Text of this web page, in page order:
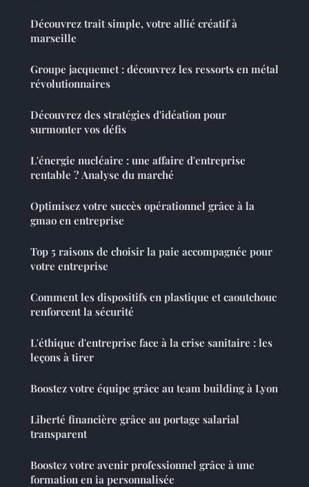
Découvrez trait simple, votre allié créatif à
marseille
Groupe jacquemet : découvrez les ressorts en métal
révolutionnaires
Découvrez des stratégies d'idéation pour
surmonter vos défis
L'énergie nucléaire : une affaire d'entreprise
rentable ? Analyse du marché
Optimisez votre succès opérationnel grâce à la
gmao en entreprise
Top 5 raisons de choisir la paie accompagnée pour
votre entreprise
Comment les dispositifs en plastique et caoutchouc
renforcent la sécurité
L'éthique d'entreprise face à la crise sanitaire : les
leçons à tirer
Boostez votre équipe grâce au team building à Lyon
Liberté financière grâce au portage salarial
transparent
Boostez votre avenir professionnel grâce à une
formation en ia personnalisée